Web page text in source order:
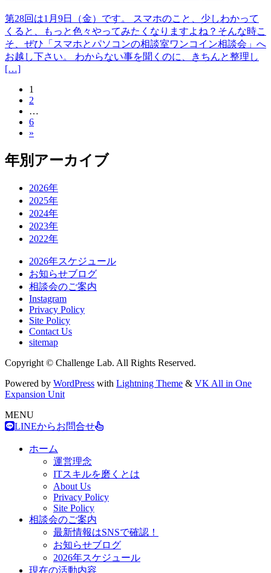
第28回は1月9日（金）です。 スマホのこと、少しわかって
くると、もっと色々やってみたくなりますよね？そんな時こ
そ、ぜひ「スマホとパソコンの相談室ワンコイン相談会」へ
お越し下さい。 わからない事を聞くのに、きちんと整理し
[…]
ペ
ー
固
定
ペ
ー
ジ
1
固
定
ペ
ー
ジ
2
…
固
定
ー
6
»
年別アーカイブ
2026年
2025年
2024年
2023年
2022年
2026年スケジュール
お知らせブログ
相談会のご案内
Instagram
Privacy Policy
Site Policy
Contact Us
sitemap
Copyright © Challenge Lab. All Rights Reserved.
Powered by WordPress with Lightning Theme & VK All in One
Expansion Unit
MENU
LINEからお問合せ
ホーム
運営理念
ITスキルを磨くとは
About Us
Privacy Policy
Site Policy
相談会のご案内
最新情報はSNSで確認！
お知らせブログ
2026年スケジュール
現在の活動内容